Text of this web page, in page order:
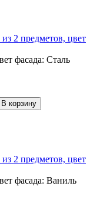
2 предметов, цвет
фасада: Сталь
В корзину
2 предметов, цвет
фасада: Ваниль